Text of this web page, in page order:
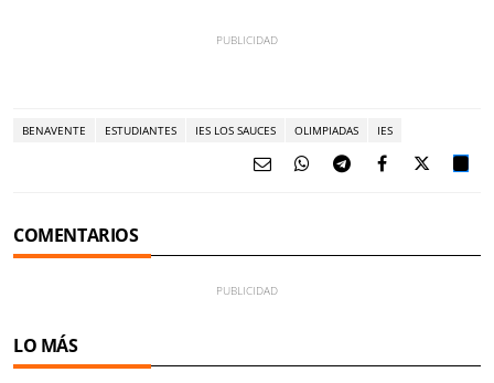
BENAVENTE ESTUDIANTES IES LOS SAUCES OLIMPIADAS IES
COMENTARIOS
LO MÁS